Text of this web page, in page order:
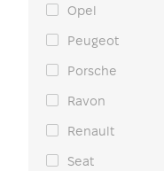
Opel
Peugeot
Porsche
Ravon
Renault
Seat